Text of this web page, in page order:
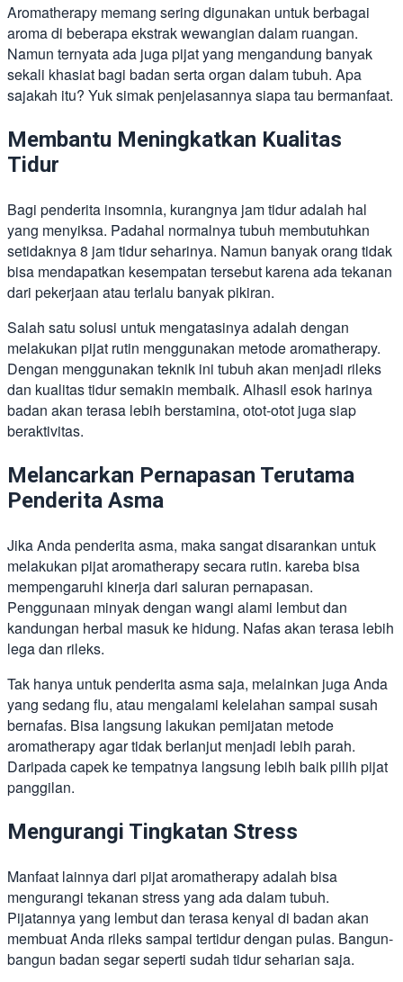
Aromatherapy memang sering digunakan untuk berbagai
aroma di beberapa ekstrak wewangian dalam ruangan.
Namun ternyata ada juga pijat yang mengandung banyak
sekali khasiat bagi badan serta organ dalam tubuh. Apa
sajakah itu? Yuk simak penjelasannya siapa tau bermanfaat.
Membantu Meningkatkan Kualitas
Tidur
Bagi penderita insomnia, kurangnya jam tidur adalah hal
yang menyiksa. Padahal normalnya tubuh membutuhkan
setidaknya 8 jam tidur seharinya. Namun banyak orang tidak
bisa mendapatkan kesempatan tersebut karena ada tekanan
dari pekerjaan atau terlalu banyak pikiran.
Salah satu solusi untuk mengatasinya adalah dengan
melakukan pijat rutin menggunakan metode aromatherapy.
Dengan menggunakan teknik ini tubuh akan menjadi rileks
dan kualitas tidur semakin membaik. Alhasil esok harinya
badan akan terasa lebih berstamina, otot-otot juga siap
beraktivitas.
Melancarkan Pernapasan Terutama
Penderita Asma
Jika Anda penderita asma, maka sangat disarankan untuk
melakukan pijat aromatherapy secara rutin. kareba bisa
mempengaruhi kinerja dari saluran pernapasan.
Penggunaan minyak dengan wangi alami lembut dan
kandungan herbal masuk ke hidung. Nafas akan terasa lebih
lega dan rileks.
Tak hanya untuk penderita asma saja, melainkan juga Anda
yang sedang flu, atau mengalami kelelahan sampai susah
bernafas. Bisa langsung lakukan pemijatan metode
aromatherapy agar tidak berlanjut menjadi lebih parah.
Daripada capek ke tempatnya langsung lebih baik pilih pijat
panggilan.
Mengurangi Tingkatan Stress
Manfaat lainnya dari pijat aromatherapy adalah bisa
mengurangi tekanan stress yang ada dalam tubuh.
Pijatannya yang lembut dan terasa kenyal di badan akan
membuat Anda rileks sampai tertidur dengan pulas. Bangun-
bangun badan segar seperti sudah tidur seharian saja.